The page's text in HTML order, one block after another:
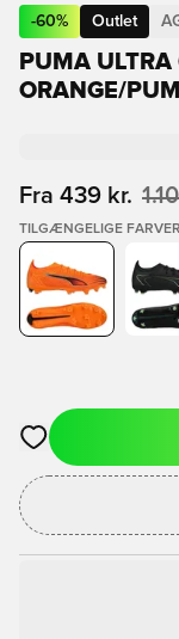
-60% Outlet
PUMA
ORANGE/
Fra 439 kr.
TILGÆNGELIGE FARVER
Åbner en Modal